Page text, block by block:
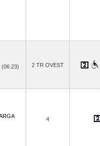
(06.23) 2 TR OVEST
4